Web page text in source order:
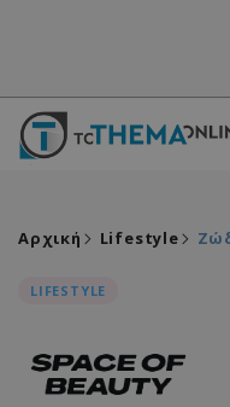
Αρχική Lifestyle
LIFESTYLE